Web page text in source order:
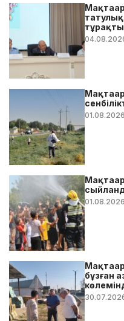
бойынша
01.08.2026
01.08.2026
бұзған